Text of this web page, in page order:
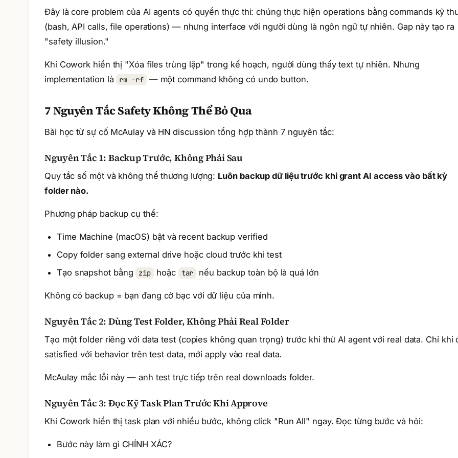
Đây là core problem của AI agents có quyền thực thi: chúng thực hiện operations bằng commands kỹ
(bash, API calls, file operations) — nhưng interface với người dùng là ngôn ngữ tự nhiên. Gap này tạo ra
"safety illusion."
Khi Cowork hiển thị "Xóa files trùng lặp" trong kế hoạch, người dùng thấy text tự nhiên. Nhưng
implementation là
rm -rf — một command không có undo button.
7 Nguyên Tắc Safety Không Thể Bỏ Qua
Bài học từ sự cố McAulay và HN discussion tổng hợp thành 7 nguyên tắc:
Nguyên Tắc 1: Backup Trước, Không Phải Sau
Quy tắc số một và không thể thương lượng: Luôn backup dữ liệu trước khi grant AI access vào bất kỳ
folder nào.
Phương pháp backup cụ thể:
Time Machine (macOS) bật và recent backup verified
Copy folder sang external drive hoặc cloud trước khi test
Tạo snapshot bằng
zip hoặc tar nếu backup toàn bộ là quá lớn
Không có backup = bạn đang cờ bạc với dữ liệu của mình.
Nguyên Tắc 2: Dùng Test Folder, Không Phải Real Folder
Tạo một folder riêng với data test (copies không quan trọng) trước khi thử AI agent với real data. Chỉ khi
satisfied với behavior trên test data, mới apply vào real data.
McAulay mắc lỗi này — anh test trực tiếp trên real downloads folder.
Nguyên Tắc 3: Đọc Kỹ Task Plan Trước Khi Approve
Khi Cowork hiển thị task plan với nhiều bước, không click "Run All" ngay. Đọc từng bước và hỏi:
Bước này làm gì CHÍNH XÁC?